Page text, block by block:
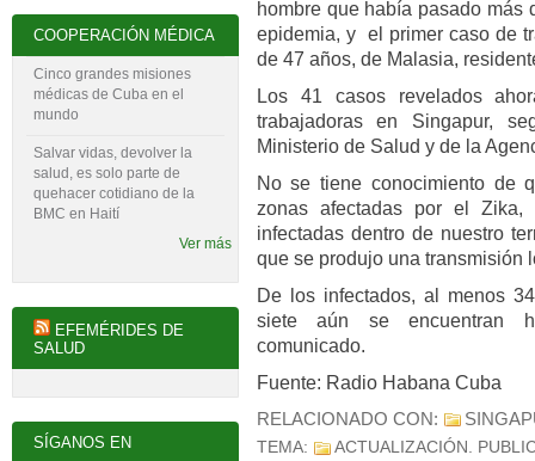
hombre que había pasado
epidemia, y el primer caso de
de 47 años, de Malasia,
Los 41 casos revelados
trabajadoras en Singapur,
Ministerio de Salud y de la
No se tiene conocimiento de
zonas afectadas por el Zika,
infectadas dentro de nuestro
que se produjo una transmisión
De los infectados, al menos
siete aún se encuentran
comunicado.
Fuente: Radio Habana Cuba
RELACIONADO CON:
TEMA: ACTUALIZACIÓN .
COOPERACIÓN MÉDICA
Cinco grandes misiones
médicas de Cuba en el
mundo
Salvar vidas, devolver la
salud, es solo parte de
quehacer cotidiano de la
BMC en Haití
Ver más
EFEMÉRIDES DE
SALUD
SÍGANOS EN